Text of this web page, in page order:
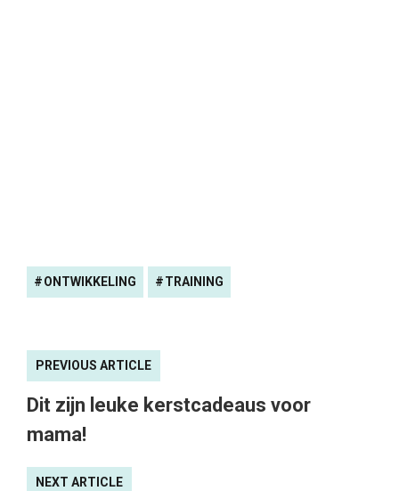
ONTWIKKELING TRAINING
PREVIOUS ARTICLE
Dit zijn leuke kerstcadeaus voor
mama!
NEXT ARTICLE